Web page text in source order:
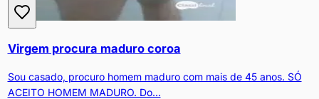
Virgem procura maduro coroa
Sou casado, procuro homem maduro com mais de 45 anos. SÓ
ACEITO HOMEM MADURO. Do...